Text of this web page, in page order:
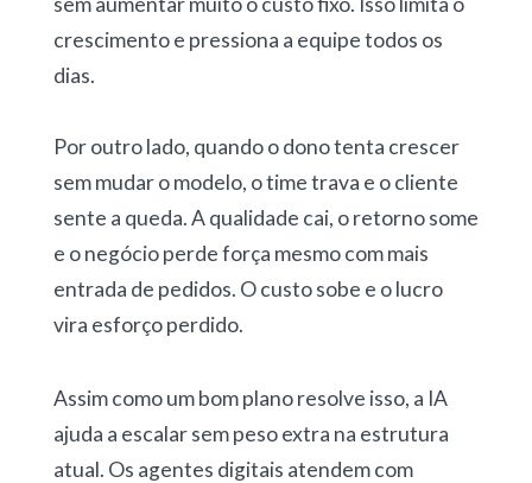
crescimento e pressiona a equipe todos os
dias.
Por outro lado, quando o dono tenta crescer
sem mudar o modelo, o time trava e o cliente
sente a queda. A qualidade cai, o retorno some
e o negócio perde força mesmo com mais
entrada de pedidos. O custo sobe e o lucro
vira esforço perdido.
Assim como um bom plano resolve isso, a IA
ajuda a escalar sem peso extra na estrutura
atual. Os agentes digitais atendem com